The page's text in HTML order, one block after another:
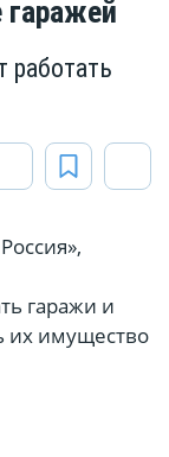
работать
гаражи и
их имущество